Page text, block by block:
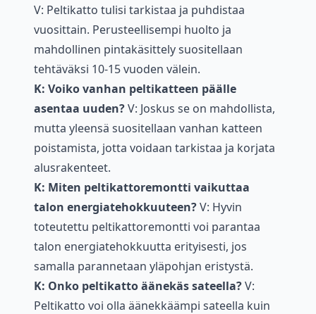
V: Peltikatto tulisi tarkistaa ja puhdistaa
vuosittain. Perusteellisempi huolto ja
mahdollinen pintakäsittely suositellaan
tehtäväksi 10-15 vuoden välein.
K: Voiko vanhan peltikatteen päälle
asentaa uuden?V: Joskus se on mahdollista,
mutta yleensä suositellaan vanhan katteen
poistamista, jotta voidaan tarkistaa ja korjata
alusrakenteet.
K: Miten peltikattoremontti vaikuttaa
talon energiatehokkuuteen?V: Hyvin
toteutettu peltikattoremontti voi parantaa
talon energiatehokkuutta erityisesti, jos
samalla parannetaan yläpohjan eristystä.
K: Onko peltikatto äänekäs sateella?V:
Peltikatto voi olla äänekkäämpi sateella kuin